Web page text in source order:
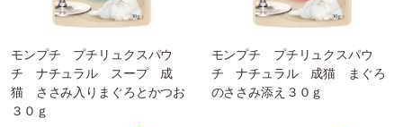
モンプチ プチリュクスパウ
チ ナチュラル スープ 成
猫 ささみ入りまぐろとかつお
３０ｇ
モンプチ プチリュクスパウ
チ ナチュラル 成猫 まぐろ
のささみ添え３０ｇ